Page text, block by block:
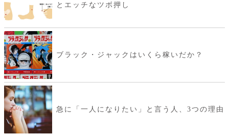
とエッチなツボ押し
ブラック・ジャックはいくら稼いだか？
急に「一人になりたい」と言う人、3つの理由